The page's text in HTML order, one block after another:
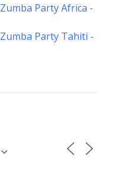
Zumba Party Africa -
Zumba Party Tahiti -